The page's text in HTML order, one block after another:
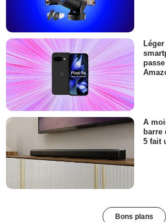
A
barre
5 fait
Bons plans